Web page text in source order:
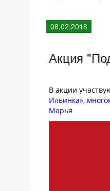
08.02.2018
Акция
В акции
Ильинка»,
Марья